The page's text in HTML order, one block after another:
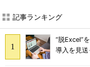
記事ランキング
“脱Excel”
導入を見送